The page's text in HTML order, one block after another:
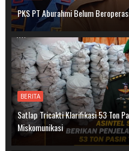
PKS PT Aburahmi Belum
BERITA
Satlap Tricakti Klarifikasi 53 Ton
Miskomunikasi